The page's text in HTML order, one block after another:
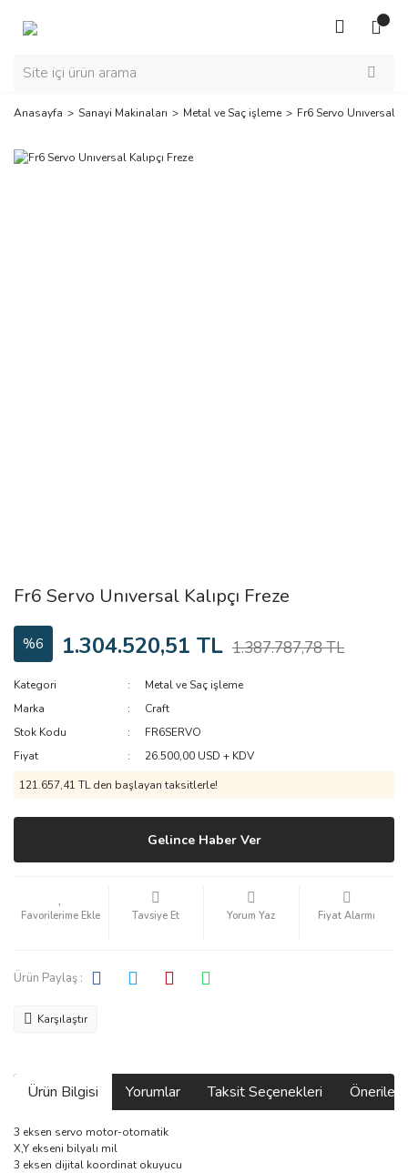
Anasayfa Sanayi Makinaları Metal ve Saç işleme Fr6 Servo Unıversal
Fr6 Servo Unıversal Kalıpçı Freze
%6 1.304.520,51 TL 1.387.787,78 TL
Kategori
Metal ve Saç işleme
Marka
Craft
Stok Kodu
FR6SERVO
Fiyat
26.500,00 USD + KDV
121.657,41 TL den başlayan taksitlerle!
Gelince Haber Ver
Tavsiye Et Yorum Yaz Fiyat Alarmı
Ürün Paylaş :
Karşılaştır
Ürün Bilgisi Yorumlar Taksit Seçenekleri
3 eksen servo motor-otomatik
X,Y ekseni bilyalı mil
3 eksen dijital koordinat okuyucu